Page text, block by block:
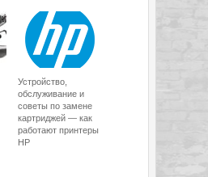
Устройство,
обслуживание и
советы по замене
картриджей — как
работают принтеры
HP